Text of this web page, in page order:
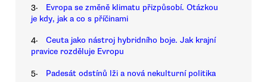
3.
Evropa se změně klimatu přizpůsobí. Otázkou
je kdy, jak a co s příčinami
4.
Ceuta jako nástroj hybridního boje. Jak krajní
pravice rozděluje Evropu
5. Padesát odstínů lži a nová nekulturní politika